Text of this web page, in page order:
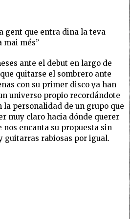
gent que entra dina la teva
mai més”
ante el debut en largo de
quitarse el sombrero ante
con su primer disco ya han
universo propio recordándote
la personalidad de un grupo que
muy claro hacia dónde querer
nos encanta su propuesta sin
guitarras rabiosas por igual.